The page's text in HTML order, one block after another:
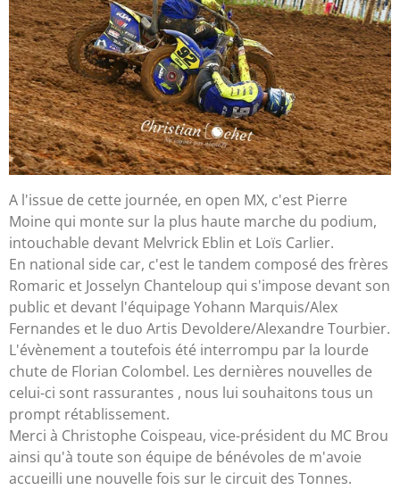
A l'issue de cette journée, en open MX, c'est Pierre
Moine qui monte sur la plus haute marche du podium,
intouchable devant Melvrick Eblin et Loïs Carlier.
En national side car, c'est le tandem composé des frères
Romaric et Josselyn Chanteloup qui s'impose devant son
public et devant l'équipage Yohann Marquis/Alex
Fernandes et le duo Artis Devoldere/Alexandre Tourbier.
L'évènement a toutefois été interrompu par la lourde
chute de Florian Colombel. Les dernières nouvelles de
celui-ci sont rassurantes , nous lui souhaitons tous un
prompt rétablissement.
Merci à Christophe Coispeau, vice-président du MC Brou
ainsi qu'à toute son équipe de bénévoles de m'avoie
accueilli une nouvelle fois sur le circuit des Tonnes.